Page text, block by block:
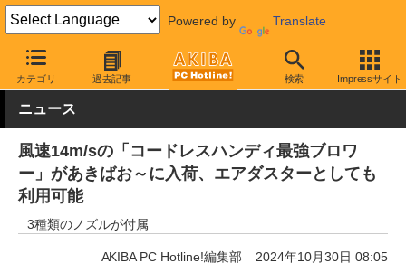
Powered by Translate
カテゴリ 過去記事 検索 Impressサイト
AKIBA PC Hotline! 白物家電
ニュース
風速14m/sの「コードレスハンディ最強ブロワ
ー」があきばお～に入荷、エアダスターとしても
利用可能
3種類のノズルが付属
AKIBA PC Hotline!編集部 2024年10月30日 08:05